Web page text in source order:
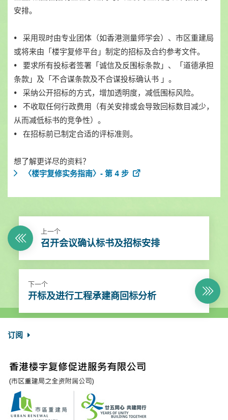
安排。
• 采用现时由专业团体（如香港测量师学会）、市区重建局
或将来由「楼宇复修平台」制定的招标及合约参考文件。
• 要求所有投标者签署「诚信及反围标条款」、「道德承担
条款」及「不合谋条款及不合谋投标确认书 」。
• 采纳公开招标的方式，增加透明度，减低围标风险。
• 不收取任何行政费用（有关安排或会导致回标数目减少，
从而减低标书的竞争性）。
• 在招标前已制定合适的评标准则。
想了解更详尽的资料？
〈楼宇复修实务指南〉- 第 4 步
上一个
召开会议确认标书及招标安排
下一个
开标及进行工程承建商回标分析
订阅